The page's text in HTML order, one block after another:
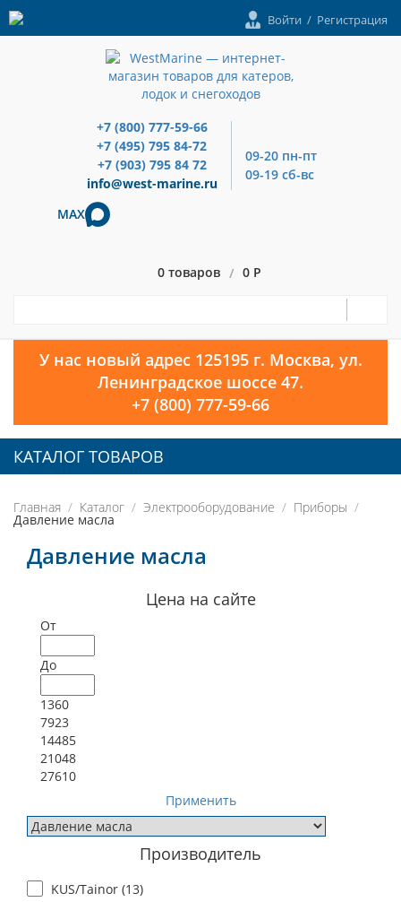
Войти / Регистрация
+7 (800) 777-59-66
+7 (495) 795 84-72
+7 (903) 795 84 72
info@west-marine.ru
09-20 пн-пт
09-19 сб-вс
MAX
0 товаров / 0 Р
У нас новый адрес 125195 г. Москва, ул.
Ленинградское шоссе 47.
+7 (800) 777-59-66
КАТАЛОГ ТОВАРОВ
Главная Каталог Электрооборудование Приборы
Давление масла
Давление масла
Цена на сайте
От
До
1360
7923
14485
21048
27610
Применить
Производитель
KUS/Tainor (13)